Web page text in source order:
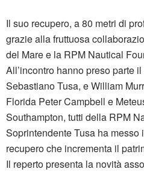
Il suo recupero, a 80 metri di
grazie alla fruttuosa
del Mare e la RPM Nautical
All’incontro hanno preso parte
Sebastiano Tusa, e William
Florida Peter Campbell e
Southampton, tutti della RPM
Soprintendente Tusa ha
recupero che incrementa il
Il reperto presenta la novità